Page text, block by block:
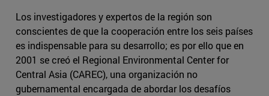
Los investigadores y expertos de la región son
conscientes de que la cooperación entre los seis países
es indispensable para su desarrollo; es por ello que en
2001 se creó el Regional Environmental Center for
Central Asia (CAREC), una organización no
gubernamental encargada de abordar los desafíos